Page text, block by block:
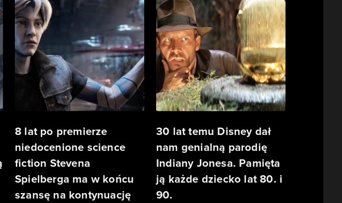
8 lat po premierze
niedocenione science
fiction Stevena
Spielberga ma w końcu
szansę na kontynuację
30 lat temu Disney dał
nam genialną parodię
Indiany Jonesa. Pamięta
ją każde dziecko lat 80. i
90.